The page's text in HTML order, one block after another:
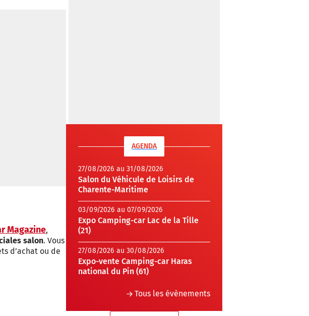
Magazine,
salon. Vous
d’achat ou de
AGENDA
27/08/2026 au 31/08/2026
Salon du Véhicule de Loisirs de
Charente-Maritime
03/09/2026 au 07/09/2026
Expo Camping-car Lac de la Tille
(21)
27/08/2026 au 30/08/2026
Expo-vente Camping-car Haras
national du Pin (61)
Tous les évènements